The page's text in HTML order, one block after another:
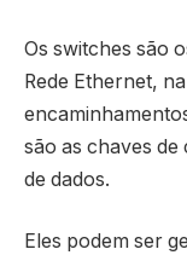
Os switches são
Rede Ethernet,
são as chaves
de dados.
Eles podem ser